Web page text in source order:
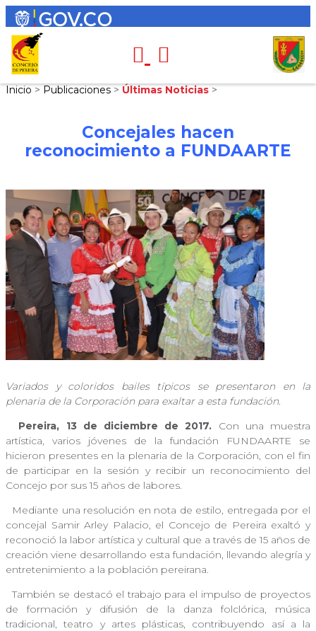
Inicio > Publicaciones > Últimas Noticias >
Concejales hacen
reconocimiento a FUNDAARTE
Variados y coloridos bailes típicos se presentaron en la
plenaria de la Corporación para exaltar a esta fundación.
Pereira, 13 de diciembre de 2017. Con una muestra
artística, varios jóvenes de la fundación FUNDAARTE se
hicieron presentes en la plenaria de la Corporación, con el fin
de participar en la sesión y recibir un reconocimiento del
Concejo por sus 15 años de labores.
Mediante una resolución en nota de estilo, entregada por el
concejal Samir Arley Palacio, el Concejo de Pereira exaltó y
reconoció la labor artística y cultural que a través de 15 años de
creación viene desarrollando esta fundación, llevando alegría y
entretenimiento a la población pereirana.
También se destacó el trabajo para el impulso de proyectos
de formación y difusión de la danza folclórica, música
tradicional, teatro y artes plásticas, contribuyendo así a la